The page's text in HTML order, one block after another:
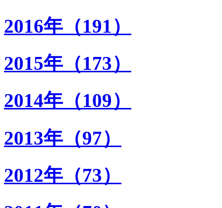
2016年（191）
2015年（173）
2014年（109）
2013年（97）
2012年（73）